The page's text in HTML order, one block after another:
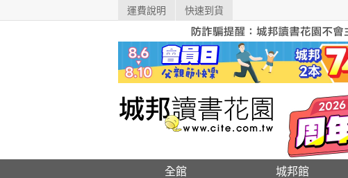
運費說明 快速到貨
全館 城邦館